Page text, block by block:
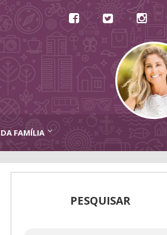
FAMÍLIA
PESQUISAR